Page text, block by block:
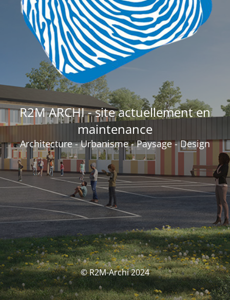
R2M ARCHI - site actuellement en
maintenance
Architecture - Urbanisme - Paysage - Design
© R2M-Archi 2024